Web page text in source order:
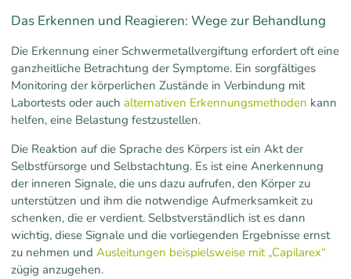
Das Erkennen und Reagieren: Wege zur Behandlung
Die Erkennung einer Schwermetallvergiftung erfordert oft eine
ganzheitliche Betrachtung der Symptome. Ein sorgfältiges
Monitoring der körperlichen Zustände in Verbindung mit
Labortests oder auchalternativen Erkennungsmethoden kann
helfen, eine Belastung festzustellen.
Die Reaktion auf die Sprache des Körpers ist ein Akt der
Selbstfürsorge und Selbstachtung. Es ist eine Anerkennung
der inneren Signale, die uns dazu aufrufen, den Körper zu
unterstützen und ihm die notwendige Aufmerksamkeit zu
schenken, die er verdient. Selbstverständlich ist es dann
wichtig, diese Signale und die vorliegenden Ergebnisse ernst
zu nehmen undAusleitungen beispielsweise mit „Capilarex“
zügig anzugehen.